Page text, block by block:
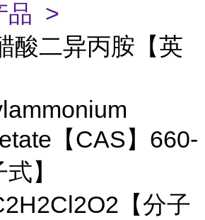
品 >
酸二异丙胺【英
【CAS】660-
】
【分子